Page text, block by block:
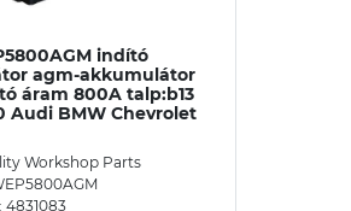
indító
agm-akkumulátor
áram 800A talp:b13
Audi BMW Chevrolet
Workshop Parts
4831083